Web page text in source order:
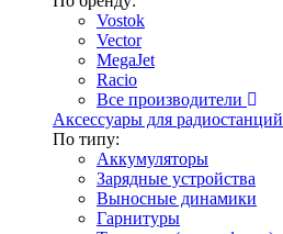
Vostok
Vector
MegaJet
Racio
Все производители
Аксессуары для радиостанций
По типу:
Аккумуляторы
Зарядные устройства
Выносные динамики
Гарнитуры